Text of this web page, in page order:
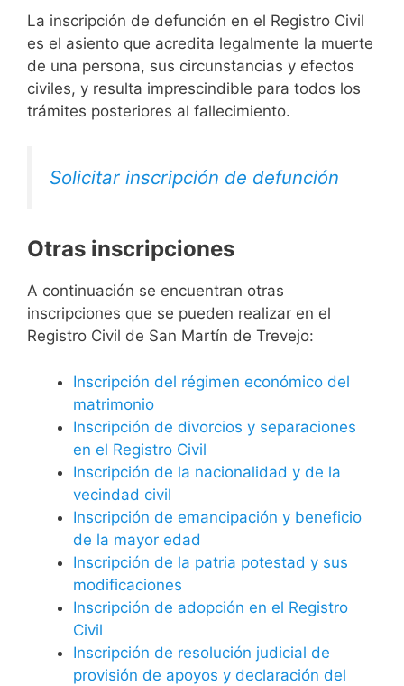
La inscripción de defunción en el Registro Civil
es el asiento que acredita legalmente la muerte
de una persona, sus circunstancias y efectos
civiles, y resulta imprescindible para todos los
trámites posteriores al fallecimiento.
Solicitar inscripción de defunción
Otras inscripciones
A continuación se encuentran otras
inscripciones que se pueden realizar en el
Registro Civil de San Martín de Trevejo:
Inscripción del régimen económico del
matrimonio
Inscripción de divorcios y separaciones
en el Registro Civil
Inscripción de la nacionalidad y de la
vecindad civil
Inscripción de emancipación y beneficio
de la mayor edad
Inscripción de la patria potestad y sus
modificaciones
Inscripción de adopción en el Registro
Civil
Inscripción de resolución judicial de
provisión de apoyos y declaración del